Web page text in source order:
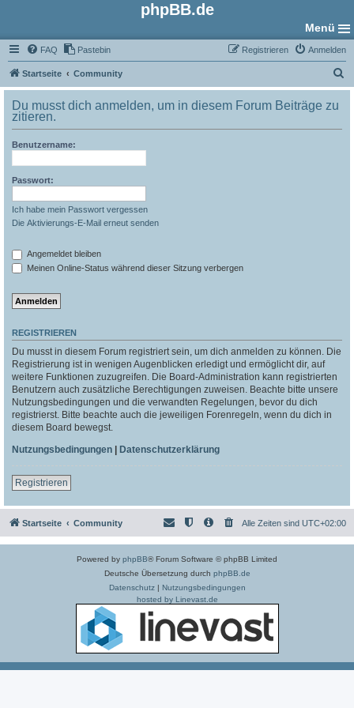
phpBB.de
Menü
FAQ Pastebin Anmelden
Registrieren
Startseite Community
u
Du musst dich anmelden, um in diesem Forum Beiträge zu
zitieren.
Benutzername:
Passwort:
Ich habe mein Passwort vergessen
Die Aktivierungs-E-Mail erneut senden
Angemeldet bleiben
Meinen Online-Status während dieser Sitzung verbergen
REGISTRIEREN
Du musst in diesem Forum registriert sein, um dich anmelden zu können. Die
Registrierung ist in wenigen Augenblicken erledigt und ermöglicht dir, auf
weitere Funktionen zuzugreifen. Die Board-Administration kann registrierten
Benutzern auch zusätzliche Berechtigungen zuweisen. Beachte bitte unsere
Nutzungsbedingungen und die verwandten Regelungen, bevor du dich
registrierst. Bitte beachte auch die jeweiligen Forenregeln, wenn du dich in
diesem Board bewegst.
Nutzungsbedingungen | Datenschutzerklärung
Registrieren
Startseite Community Alle Zeiten sind UTC+02:00
Powered by phpBB® Forum Software © phpBB Limited
Deutsche Übersetzung durch phpBB.de
Datenschutz| Nutzungsbedingungen
hosted by Linevast.de